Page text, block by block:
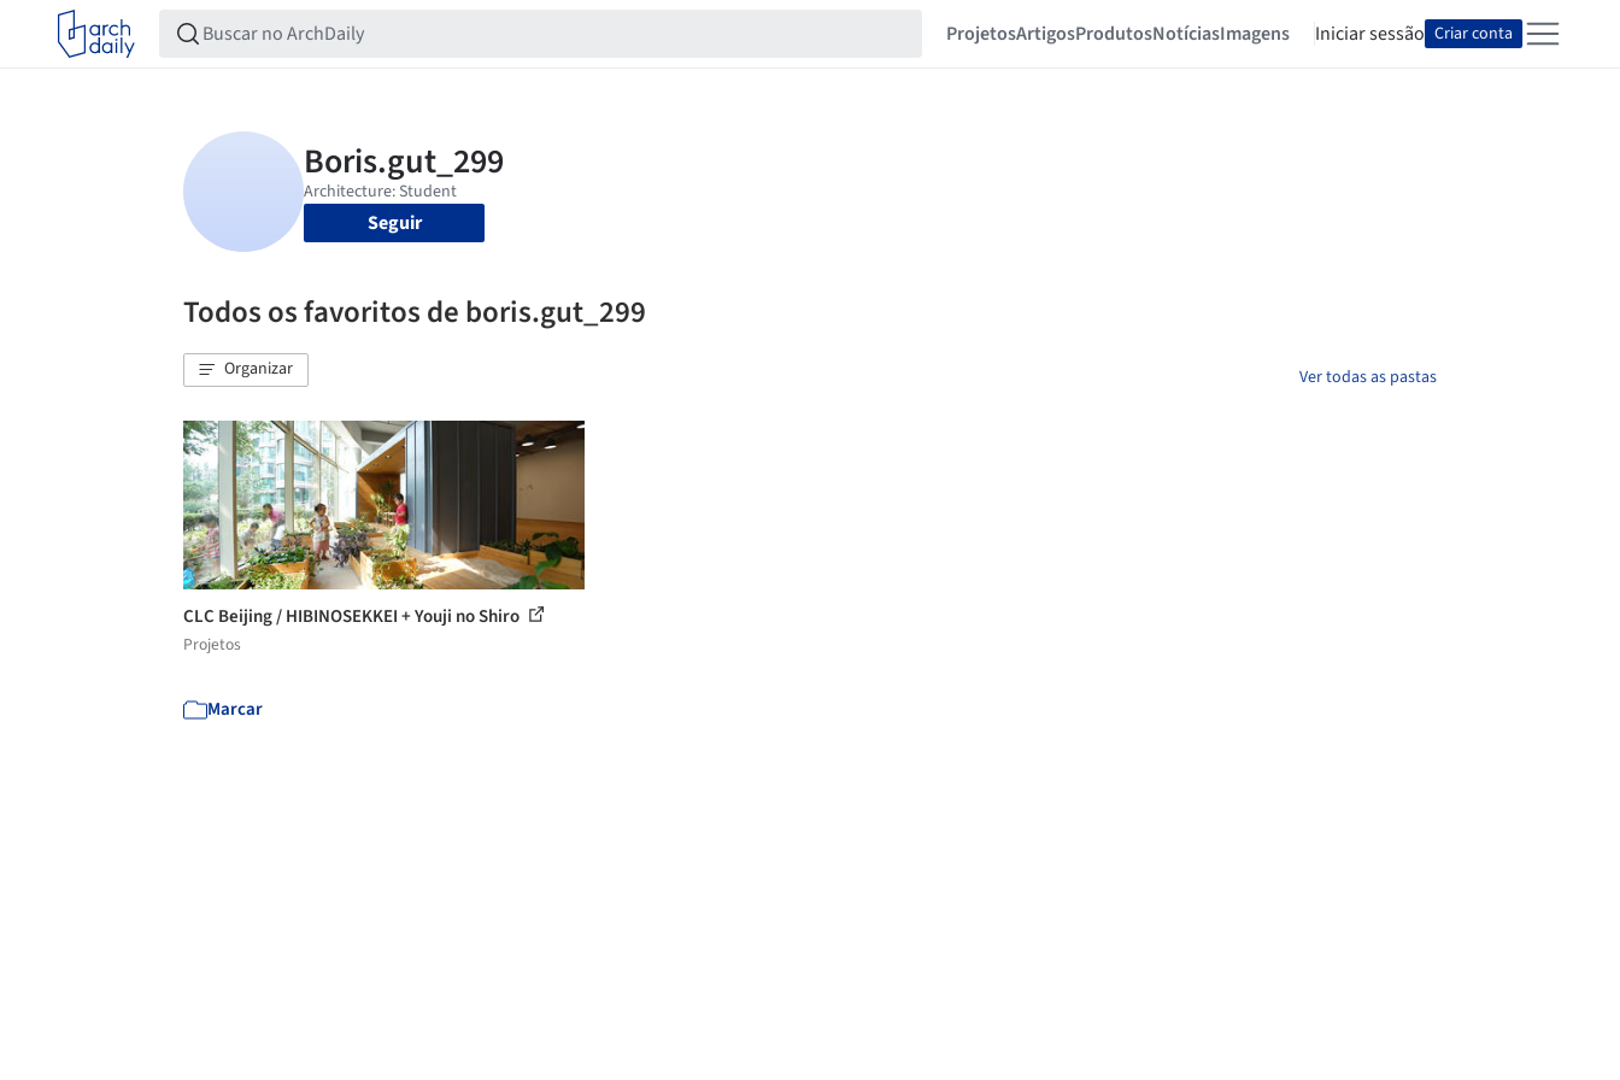
ProjetosArtigosProdutosNotíciasImagens Iniciar sessão Criar conta
Seguir
Todos os favoritos de boris.gut_299
Organizar Ver todas as pastas
CLC Beijing / HIBINOSEKKEI + Youji no Shiro
Projetos
Marcar